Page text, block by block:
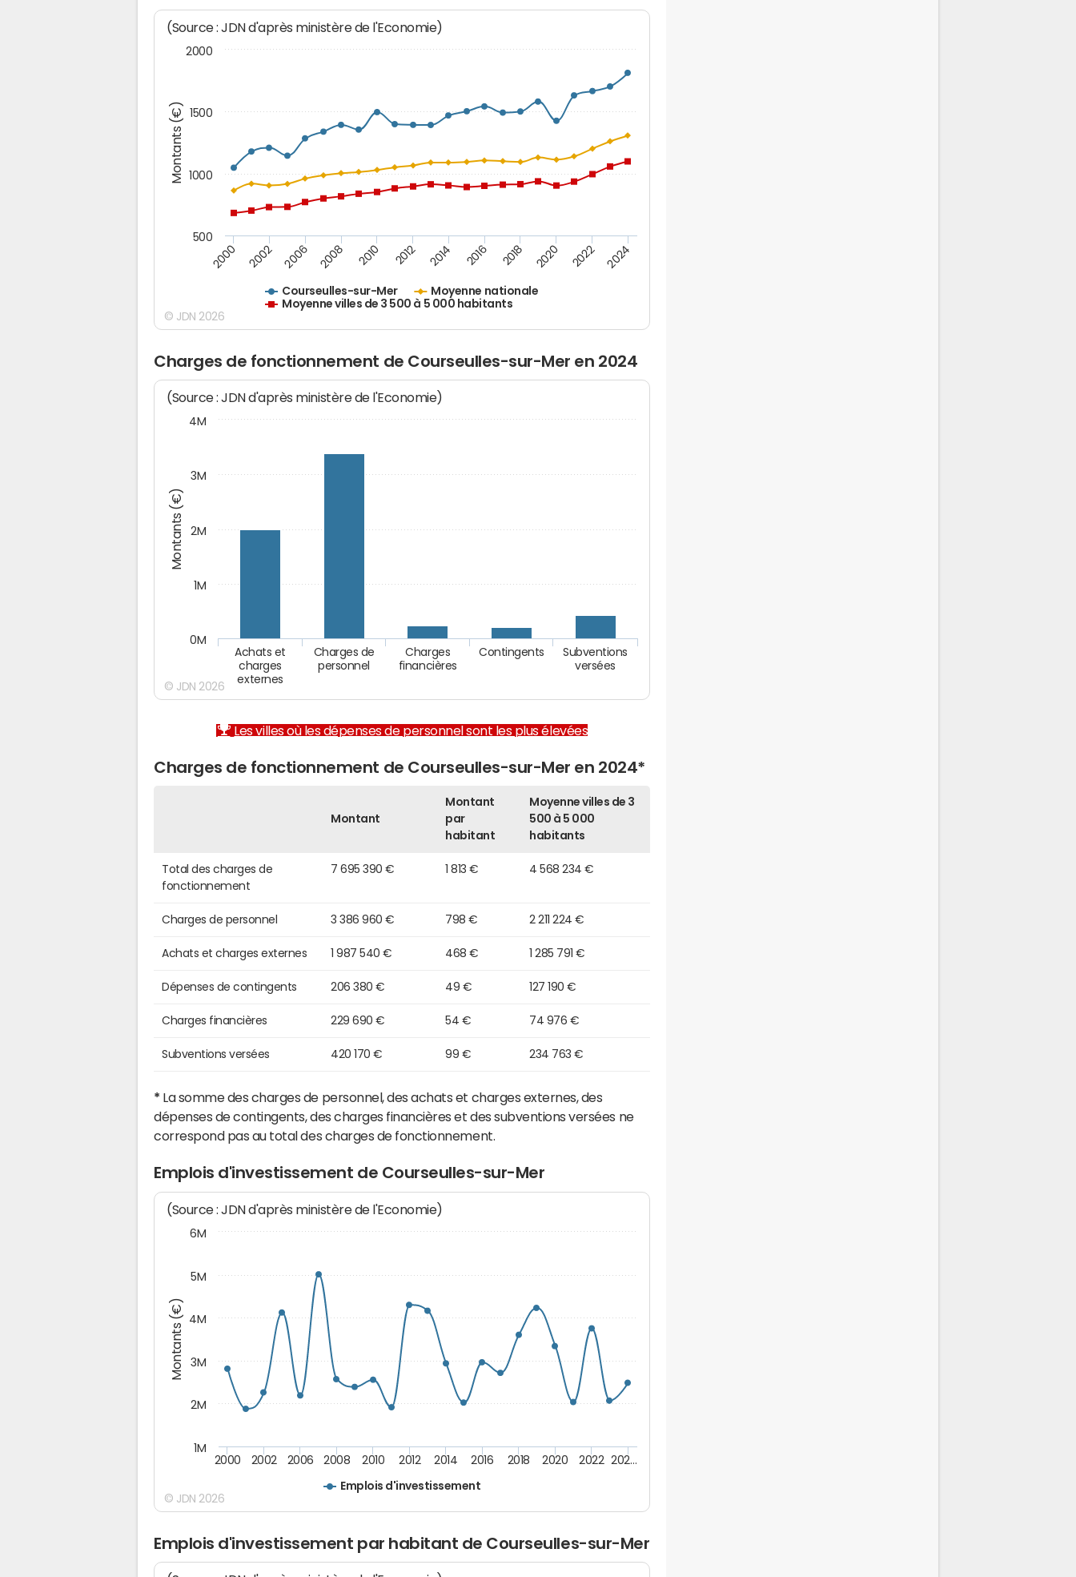
Montants (€)
(Source : JDN d'après ministère de l'Economie)
Courseulles-sur-Mer
Moyenne nationale
Moyenne villes de 3 500 à 5 000 habitants
2000 2002 2006 2008 2010 2012 2014 2016 2018 2020 2022 2024
500
1000
1500
2000
© JDN 2026
Charges de fonctionnement de Courseulles-sur-Mer en 2024
Montants (€)
(Source : JDN d'après ministère de l'Economie)
Achats et
charges
externes
Charges de
personnel
Charges
financières
Contingents
Subventions
versées
0M
1M
2M
3M
4M
© JDN 2026
Les villes où les dépenses de personnel sont les plus élevées
Charges de fonctionnement de Courseulles-sur-Mer en 2024*
Montant
Montant
par
habitant
Moyenne villes de 3
500 à 5 000
habitants
Total des charges de
fonctionnement
7 695 390 € 1 813 € 4 568 234 €
Charges de personnel 3 386 960 € 798 € 2 211 224 €
Achats et charges externes 1 987 540 € 468 € 1 285 791 €
Dépenses de contingents 206 380 € 49 € 127 190 €
Charges financières 229 690 € 54 € 74 976 €
Subventions versées 420 170 € 99 € 234 763 €
* La somme des charges de personnel, des achats et charges externes, des
dépenses de contingents, des charges financières et des subventions versées ne
correspond pas au total des charges de fonctionnement.
Emplois d'investissement de Courseulles-sur-Mer
Montants (€)
(Source : JDN d'après ministère de l'Economie)
Emplois d'investissement
2000 2002 2006 2008 2010 2012 2014 2016 2018 2020 2022 202…
1M
2M
3M
4M
5M
6M
© JDN 2026
Emplois d'investissement par habitant de Courseulles-sur-Mer